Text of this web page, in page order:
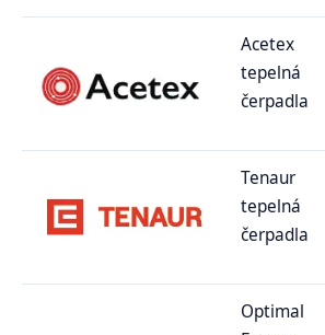
Acetex
tepelná
čerpadla
Tenaur
tepelná
čerpadla
Optimal